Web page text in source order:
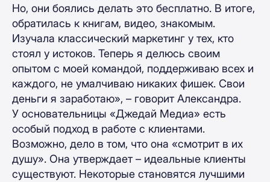
Но, они боялись делать это бесплатно. В итоге,
обратилась к книгам, видео, знакомым.
Изучала классический маркетинг у тех, кто
стоял у истоков. Теперь я делюсь своим
опытом с моей командой, поддерживаю всех и
каждого, не умалчиваю никаких фишек. Свои
деньги я заработаю», – говорит Александра.
У основательницы «Джедай Медиа» есть
особый подход в работе с клиентами.
Возможно, дело в том, что она «смотрит в их
душу». Она утверждает – идеальные клиенты
существуют. Некоторые становятся лучшими